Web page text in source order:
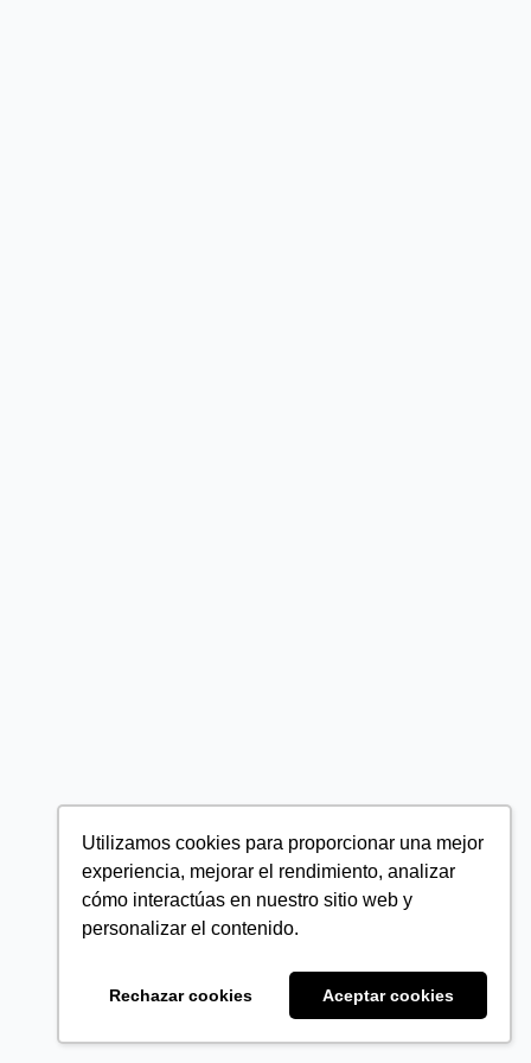
Utilizamos cookies para proporcionar una mejor
experiencia, mejorar el rendimiento, analizar
cómo interactúas en nuestro sitio web y
personalizar el contenido.
Rechazar cookies Aceptar cookies